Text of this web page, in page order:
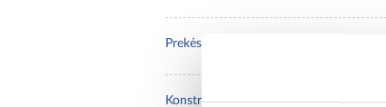
Prekės ženklas :
Konstrukcijos medžiaga: